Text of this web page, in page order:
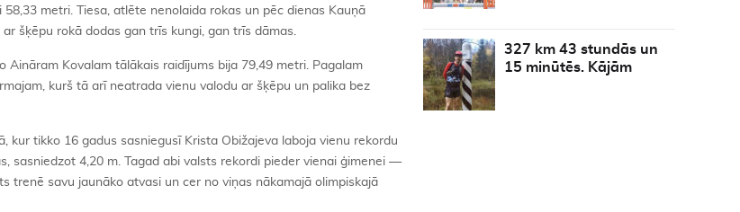
metri. Tiesa, atlēte nenolaida rokas un pēc dienas Kauņā
šķēpu rokā dodas gan trīs kungi, gan trīs dāmas.
Kovalam tālākais raidījums bija 79,49 metri. Pagalam
kurš tā arī neatrada vienu valodu ar šķēpu un palika bez
kur tikko 16 gadus sasniegusī Krista Obižajeva laboja vienu rekordu
4,20 m. Tagad abi valsts rekordi pieder vienai ģimenei —
trenē savu jaunāko atvasi un cer no viņas nākamajā olimpiskajā
327 km 43 stundās un
15 minūtēs. Kājām